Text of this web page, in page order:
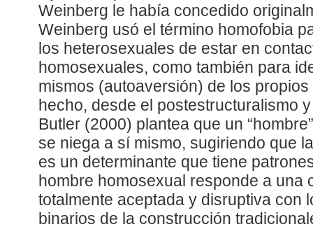
Weinberg le había concedido
Weinberg usó el término homofobia
los heterosexuales de estar en
homosexuales, como también para
mismos (autoaversión) de los propios
hecho, desde el postestructuralismo
Butler (2000) plantea que un
se niega a sí mismo, sugiriendo que
es un determinante que tiene
hombre homosexual responde a una
totalmente aceptada y disruptiva con
binarios de la construcción